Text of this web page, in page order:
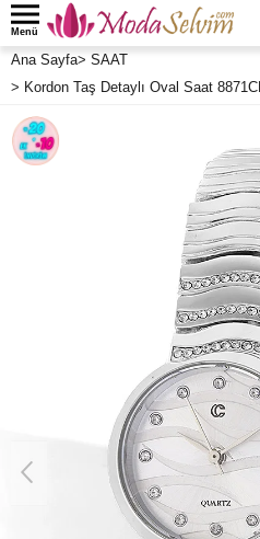
Menü
Ana Sayfa> SAAT
> Kordon Taş Detaylı Oval Saat